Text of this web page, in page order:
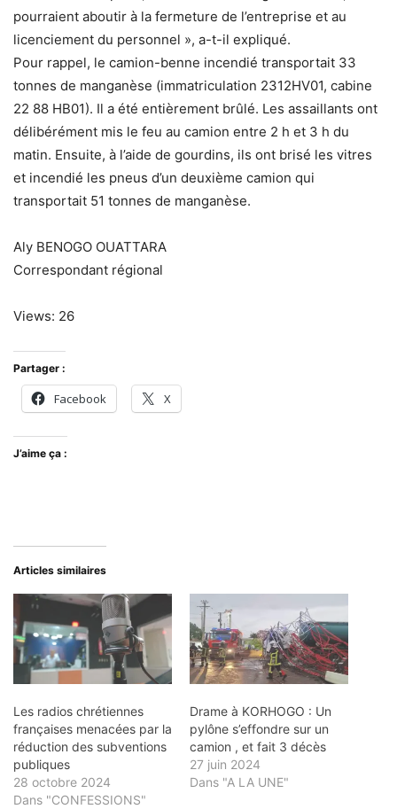
pourraient aboutir à la fermeture de l’entreprise et au
licenciement du personnel », a-t-il expliqué.
Pour rappel, le camion-benne incendié transportait 33
tonnes de manganèse (immatriculation 2312HV01, cabine
22 88 HB01). Il a été entièrement brûlé. Les assaillants ont
délibérément mis le feu au camion entre 2 h et 3 h du
matin. Ensuite, à l’aide de gourdins, ils ont brisé les vitres
et incendié les pneus d’un deuxième camion qui
transportait 51 tonnes de manganèse.
Aly BENOGO OUATTARA
Correspondant régional
Views: 26
Partager :
Facebook X
J’aime ça :
Articles similaires
Les radios chrétiennes
françaises menacées par la
réduction des subventions
publiques
28 octobre 2024
Dans "CONFESSIONS"
Drame à KORHOGO : Un
pylône s’effondre sur un
camion , et fait 3 décès
27 juin 2024
Dans "A LA UNE"